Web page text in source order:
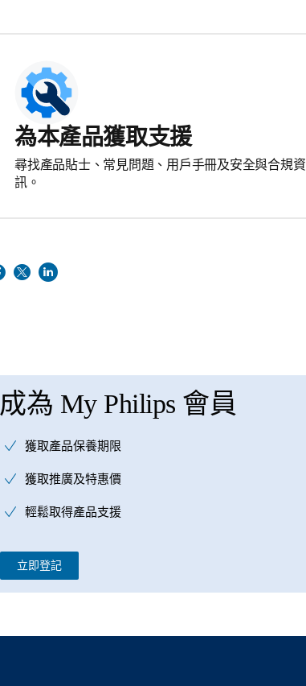
為本產品獲取支援
尋找產品貼士、常見問題、用戶手冊及安全與合規資
訊。
成為 My Philips 會員
獲取產品保養期限
獲取推廣及特惠價
輕鬆取得產品支援
立即登記